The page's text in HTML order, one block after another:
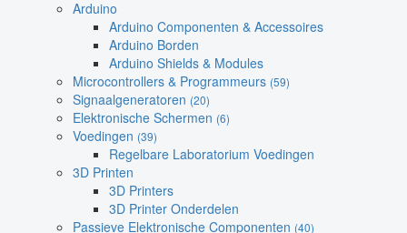
Arduino
Arduino Componenten & Accessoires
Arduino Borden
Arduino Shields & Modules
Microcontrollers & Programmeurs (59)
Signaalgeneratoren (20)
Elektronische Schermen (6)
Voedingen (39)
Regelbare Laboratorium Voedingen
3D Printen
3D Printers
3D Printer Onderdelen
Passieve Elektronische Componenten (40)